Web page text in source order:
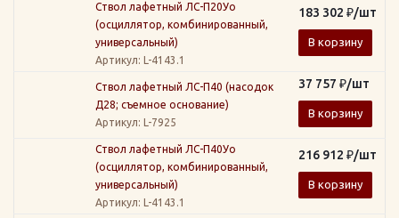
Ствол лафетный ЛС-П20Уо
(осциллятор, комбинированный,
универсальный)
Артикул: L-4143.1
183 302 ₽/шт
В корзину
Ствол лафетный ЛС-П40 (насодок
Д28; съемное основание)
Артикул: L-7925
37 757 ₽/шт
В корзину
Ствол лафетный ЛС-П40Уо
(осциллятор, комбинированный,
универсальный)
Артикул: L-4143.1
216 912 ₽/шт
В корзину